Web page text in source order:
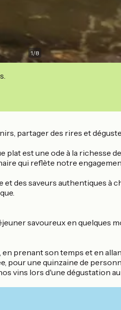
1/8
partager des rires et
plat est une ode à la
qui reflète notre
des saveurs authentiques à
savoureux en quelques
en prenant son temps et en
pour une quinzaine de
vins lors d'une dégustation